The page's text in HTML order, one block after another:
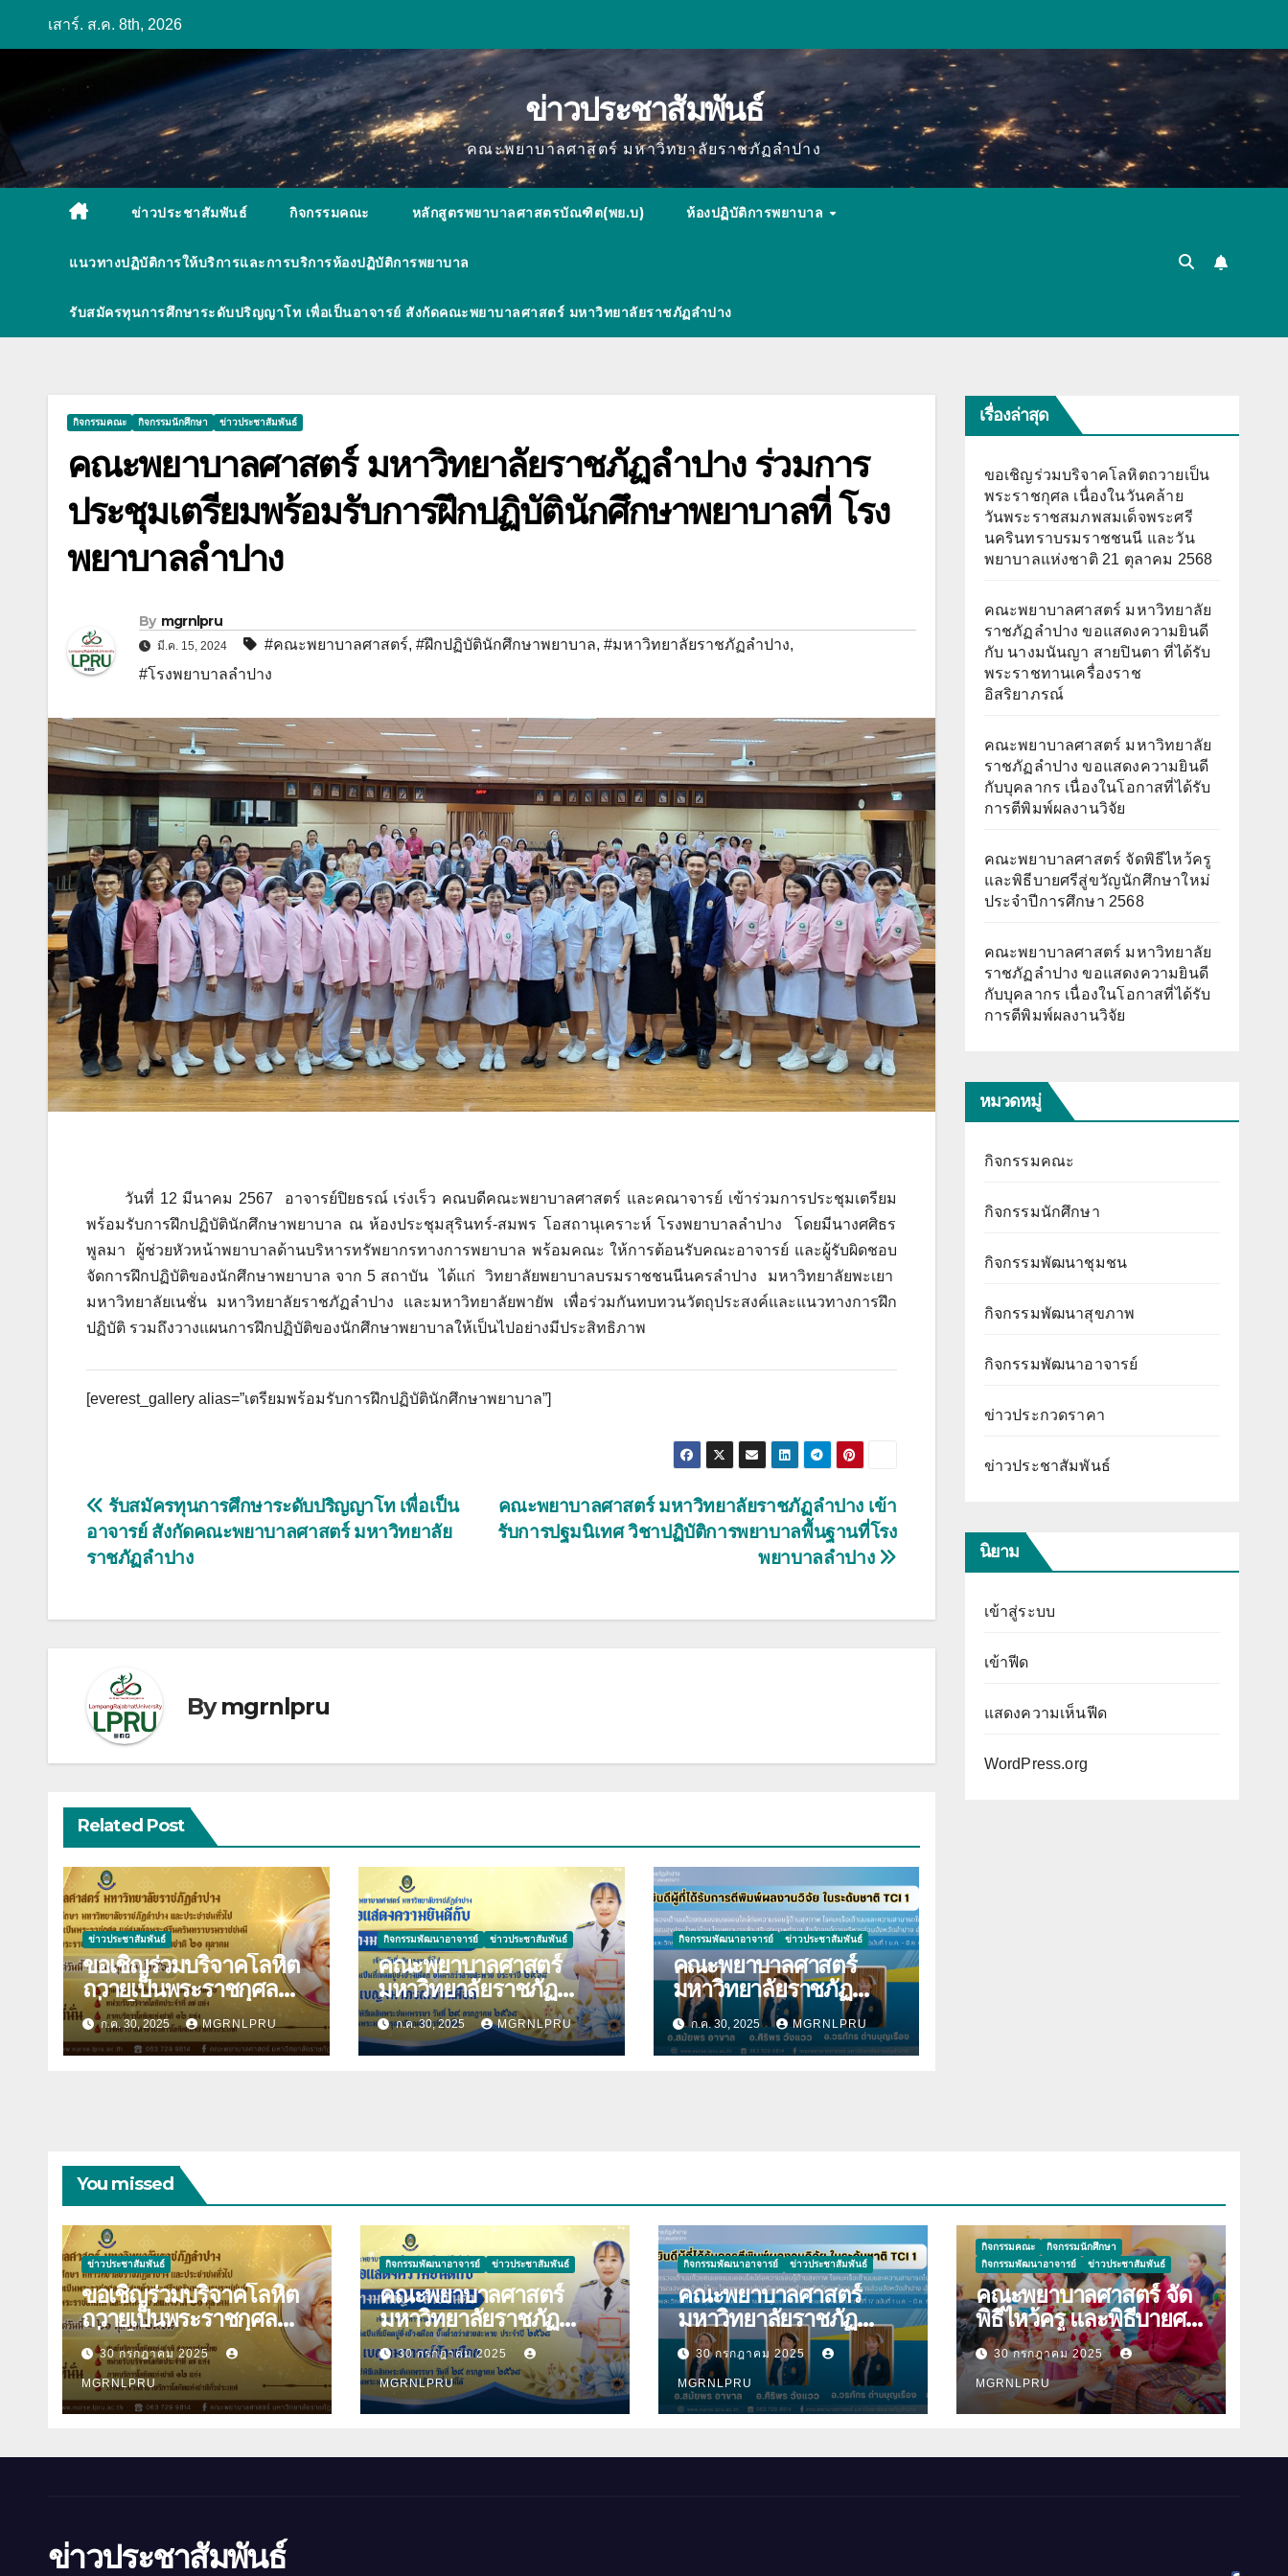
เสาร์. ส.ค. 8th, 2026
ข่าวประชาสัมพันธ์
คณะพยาบาลศาสตร์ มหาวิทยาลัยราชภัฏลำปาง
ข่าวประชาสัมพันธ์ กิจกรรมคณะ หลักสูตรพยาบาลศาสตรบัณฑิต(พย.บ) ห้องปฏิบัติการพยาบาล
แนวทางปฏิบัติการให้บริการและการบริการห้องปฏิบัติการพยาบาล
รับสมัครทุนการศึกษาระดับปริญญาโท เพื่อเป็นอาจารย์ สังกัดคณะพยาบาลศาสตร์ มหาวิทยาลัยราชภัฏลำปาง
กิจกรรมคณะ กิจกรรมนักศึกษา ข่าวประชาสัมพันธ์
คณะพยาบาลศาสตร์ มหาวิทยาลัยราชภัฏลำปาง ร่วมการ
ประชุมเตรียมพร้อมรับการฝึกปฏิบัตินักศึกษาพยาบาลที่ โรง
พยาบาลลำปาง
By mgrnlpru
มี.ค. 15, 2024 #คณะพยาบาลศาสตร์, #ฝึกปฏิบัตินักศึกษาพยาบาล, #มหาวิทยาลัยราชภัฏลำปาง,
#โรงพยาบาลลำปาง
วันที่ 12 มีนาคม 2567 อาจารย์ปิยธรณ์ เร่งเร็ว คณบดีคณะพยาบาลศาสตร์ และคณาจารย์ เข้าร่วมการประชุมเตรียม
พร้อมรับการฝึกปฏิบัตินักศึกษาพยาบาล ณ ห้องประชุมสุรินทร์-สมพร โอสถานุเคราะห์ โรงพยาบาลลำปาง โดยมีนางศศิธร
พูลมา ผู้ช่วยหัวหน้าพยาบาลด้านบริหารทรัพยากรทางการพยาบาล พร้อมคณะ ให้การต้อนรับคณะอาจารย์ และผู้รับผิดชอบ
จัดการฝึกปฏิบัติของนักศึกษาพยาบาล จาก 5 สถาบัน ได้แก่ วิทยาลัยพยาบาลบรมราชชนนีนครลำปาง มหาวิทยาลัยพะเยา
มหาวิทยาลัยเนชั่น มหาวิทยาลัยราชภัฏลำปาง และมหาวิทยาลัยพายัพ เพื่อร่วมกันทบทวนวัตถุประสงค์และแนวทางการฝึก
ปฏิบัติ รวมถึงวางแผนการฝึกปฏิบัติของนักศึกษาพยาบาลให้เป็นไปอย่างมีประสิทธิภาพ
[everest_gallery alias=”เตรียมพร้อมรับการฝึกปฏิบัตินักศึกษาพยาบาล”]
แนะแนว
เรื่อง
คณะพยาบาลศาสตร์ มหาวิทยาลัยราชภัฏลำปาง เข้า
รับการปฐมนิเทศ วิชาปฏิบัติการพยาบาลพื้นฐานที่โรง
พยาบาลลำปาง
รับสมัครทุนการศึกษาระดับปริญญาโท เพื่อเป็น
อาจารย์ สังกัดคณะพยาบาลศาสตร์ มหาวิทยาลัย
ราชภัฏลำปาง
Bymgrnlpru
Related Post
ข่าวประชาสัมพันธ์
ขอเชิญร่วมบริจาคโลหิต
ถวายเป็นพระราชกุศล
เนื่องในวันคล้ายวันพระ
ราชสมภพสมเด็จพระศรี
นครินทราบรมราชชนนี
ก.ค. 30, 2025 MGRNLPRU
กิจกรรมพัฒนาอาจารย์ ข่าวประชาสัมพันธ์
คณะพยาบาลศาสตร์
มหาวิทยาลัยราชภัฏ
ลำปาง ขอแสดงความ
ยินดีกับ นางมนันญา สาย
ปินตา ที่ได้รับ
ก.ค. 30, 2025 MGRNLPRU
กิจกรรมพัฒนาอาจารย์ ข่าวประชาสัมพันธ์
คณะพยาบาลศาสตร์
มหาวิทยาลัยราชภัฏ
ลำปาง ขอแสดงความ
ยินดีกับบุคลากร เนื่องใน
โอกาสที่ได้รับการตีพิมพ์
ก.ค. 30, 2025 MGRNLPRU
เรื่องล่าสุด
ขอเชิญร่วมบริจาคโลหิตถวายเป็น
พระราชกุศล เนื่องในวันคล้าย
วันพระราชสมภพสมเด็จพระศรี
นครินทราบรมราชชนนี และวัน
พยาบาลแห่งชาติ 21 ตุลาคม 2568
คณะพยาบาลศาสตร์ มหาวิทยาลัย
ราชภัฏลำปาง ขอแสดงความยินดี
กับ นางมนันญา สายปินตา ที่ได้รับ
พระราชทานเครื่องราช
อิสริยาภรณ์
คณะพยาบาลศาสตร์ มหาวิทยาลัย
ราชภัฏลำปาง ขอแสดงความยินดี
กับบุคลากร เนื่องในโอกาสที่ได้รับ
การตีพิมพ์ผลงานวิจัย
คณะพยาบาลศาสตร์ จัดพิธีไหว้ครู
และพิธีบายศรีสู่ขวัญนักศึกษาใหม่
ประจำปีการศึกษา 2568
คณะพยาบาลศาสตร์ มหาวิทยาลัย
ราชภัฏลำปาง ขอแสดงความยินดี
กับบุคลากร เนื่องในโอกาสที่ได้รับ
การตีพิมพ์ผลงานวิจัย
หมวดหมู่
กิจกรรมคณะ
กิจกรรมนักศึกษา
กิจกรรมพัฒนาชุมชน
กิจกรรมพัฒนาสุขภาพ
กิจกรรมพัฒนาอาจารย์
ข่าวประกวดราคา
ข่าวประชาสัมพันธ์
นิยาม
เข้าสู่ระบบ
เข้าฟีด
แสดงความเห็นฟีด
WordPress.org
You missed
ข่าวประชาสัมพันธ์
ขอเชิญร่วมบริจาคโลหิต
ถวายเป็นพระราชกุศล
เนื่องในวันคล้ายวันพระ
ราชสมภพสมเด็จพระศรี
นครินทราบรมราชชนนี
และวันพยาบาลแห่งชาติ
30 กรกฎาคม 2025
MGRNLPRU
กิจกรรมพัฒนาอาจารย์ ข่าวประชาสัมพันธ์
คณะพยาบาลศาสตร์
มหาวิทยาลัยราชภัฏ
ลำปาง ขอแสดงความ
ยินดีกับ นางมนันญา สาย
ปินตา ที่ได้รับ
พระราชทานเครื่องราช
30 กรกฎาคม 2025
MGRNLPRU
กิจกรรมพัฒนาอาจารย์ ข่าวประชาสัมพันธ์
คณะพยาบาลศาสตร์
มหาวิทยาลัยราชภัฏ
ลำปาง ขอแสดงความ
ยินดีกับบุคลากร เนื่องใน
โอกาสที่ได้รับการตีพิมพ์
ผลงานวิจัย
30 กรกฎาคม 2025
MGRNLPRU
กิจกรรมคณะ
กิจกรรมนักศึกษา
กิจกรรมพัฒนาอาจารย์
ข่าวประชาสัมพันธ์
คณะพยาบาลศาสตร์ จัด
พิธีไหว้ครู และพิธีบายศรี
สู่ขวัญนักศึกษาใหม่
ประจำปีการศึกษา 2568
30 กรกฎาคม 2025
MGRNLPRU
ข่าวประชาสัมพันธ์